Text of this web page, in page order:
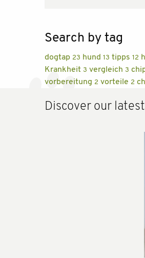
Search by tag
dogtap 23 hund 13 tipps 12
Krankheit 3 vergleich 3
vorbereitung 2 vorteile 2
Discover our